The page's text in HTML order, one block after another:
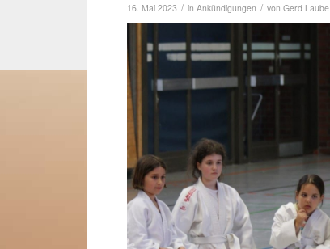
16. Mai 2023 / in Ankündigungen / von Gerd Laube